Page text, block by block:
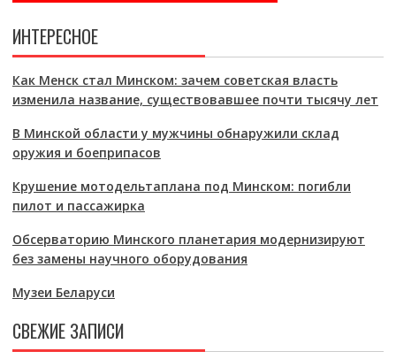
ИНТЕРЕСНОЕ
Как Менск стал Минском: зачем советская власть
изменила название, существовавшее почти тысячу лет
В Минской области у мужчины обнаружили склад
оружия и боеприпасов
Крушение мотодельтаплана под Минском: погибли
пилот и пассажирка
Обсерваторию Минского планетария модернизируют
без замены научного оборудования
Музеи Беларуси
СВЕЖИЕ ЗАПИСИ